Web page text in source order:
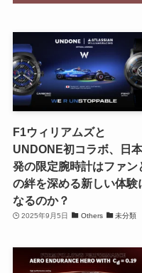
F1ウィリアムズと
UNDONE初コラボ、日本
発の限定腕時計はファン
の絆を深める新しい体験
なるのか？
2025年9月5日 Others 未分類